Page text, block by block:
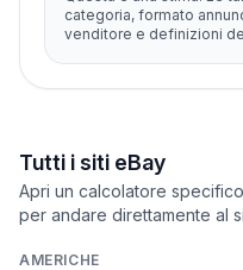
categoria, formato
venditore e definizioni
Tutti i siti eBay
Apri un calcolatore
per andare direttamente al
AMERICHE